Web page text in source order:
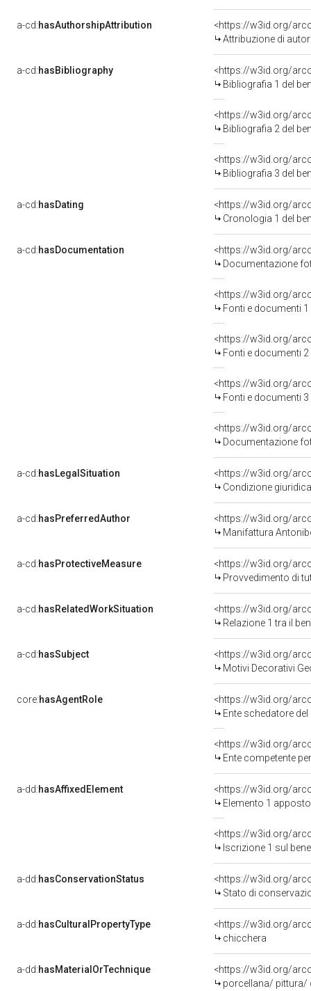
a-cd:hasAuthorshipAttribution
<https://w3id.org/
Attribuzione di
a-cd:hasBibliography
<https://w3id.org/
Bibliografia 1 del
<https://w3id.org/
Bibliografia 2 del
<https://w3id.org/
Bibliografia 3 del
a-cd:hasDating
<https://w3id.org/
Cronologia 1 del
a-cd:hasDocumentation
Documentazione
<https://w3id.org/
Fonti e documenti
<https://w3id.org/
Fonti e documenti
<https://w3id.org/
Fonti e documenti
Documentazione
a-cd:hasLegalSituation
<https://w3id.org/
Condizione
a-cd:hasPreferredAuthor
<https://w3id.org/
Manifattura
a-cd:hasProtectiveMeasure
<https://w3id.org/
Provvedimento di
a-cd:hasRelatedWorkSituation
<https://w3id.org/
Relazione 1 tra il
a-cd:hasSubject
<https://w3id.org/
Motivi Decorativi
core:hasAgentRole
<https://w3id.org/
Ente schedatore del bene
<https://w3id.org/
Ente competente per tutela del bene
a-dd:hasAffixedElement
<https://w3id.org/
Elemento 1
<https://w3id.org/
Iscrizione 1 sul
a-dd:hasConservationStatus
<https://w3id.org/
Stato di
a-dd:hasCulturalPropertyType
<https://w3id.org/
chicchera
a-dd:hasMaterialOrTechnique
<https://w3id.org/
porcellana/ pittura/